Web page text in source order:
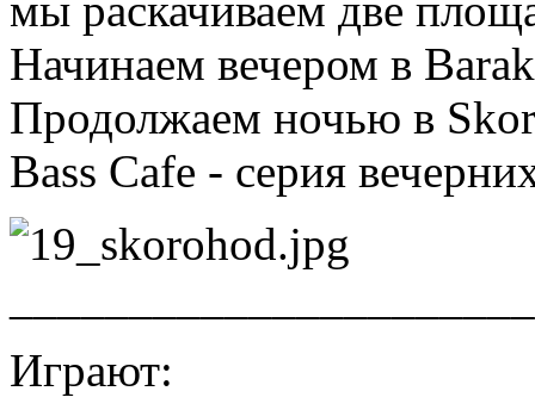
мы раскачиваем две
Начинаем вечером в
Продолжаем ночью в
Bass Cafe - серия
Играют: